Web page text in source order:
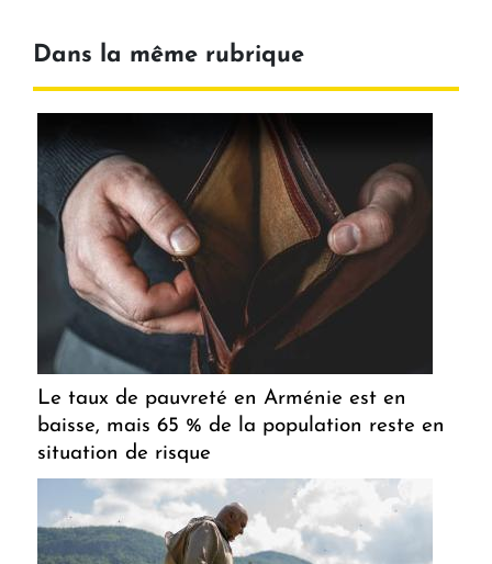
Dans la même rubrique
Le taux de pauvreté en Arménie est en
baisse, mais 65 % de la population reste en
situation de risque